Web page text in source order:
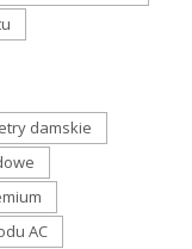
damskie
AC